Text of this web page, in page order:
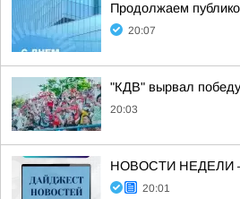
Продолжаем
20:07
"КДВ" вырвал
20:03
НОВОСТИ НЕДЕЛИ —
20:01